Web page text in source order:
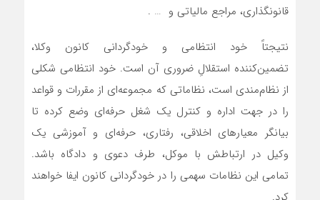
قانونگذاری، مراجع مالیاتی و … .
نتیجتاً خود انتظامی و خودگردانی کانون وکلا،
تضمین‌کننده استقلالِ ضروری آن است. خود انتظامی شکلی
از نظام‌مندی است، نظاماتی که مجموعه‌ای از مقررات و قواعد
را در جهت اداره و کنترل یک شغل حرفه‌ای وضع کرده تا
بیانگر معیارهای اخلاقی، رفتاری، حرفه‌‌‌ای و آموزشی یک
وکیل در ارتباطش با موکل، طرف دعوی و دادگاه باشد.
تمامی این نظامات سهمی را در خودگردانی کانون ایفا خواهند